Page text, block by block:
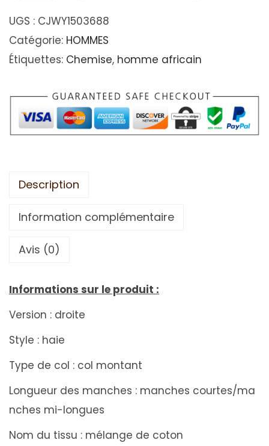
UGS : CJWY1503688
Catégorie: HOMMES
Étiquettes: Chemise, homme africain
Description
Information complémentaire
Avis (0)
Informations sur le produit :
Version : droite
Style : haie
Type de col : col montant
Longueur des manches : manches courtes/ma
nches mi-longues
Nom du tissu : mélange de coton